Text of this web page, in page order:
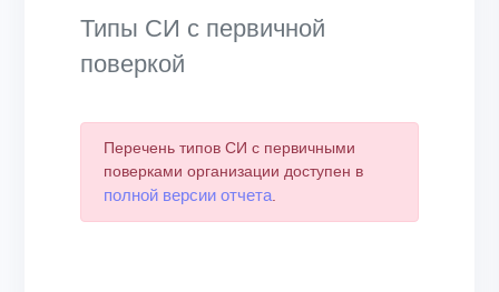
Типы СИ с первичной
поверкой
Перечень типов СИ с первичными
поверками организации доступен в
полной версии отчета.